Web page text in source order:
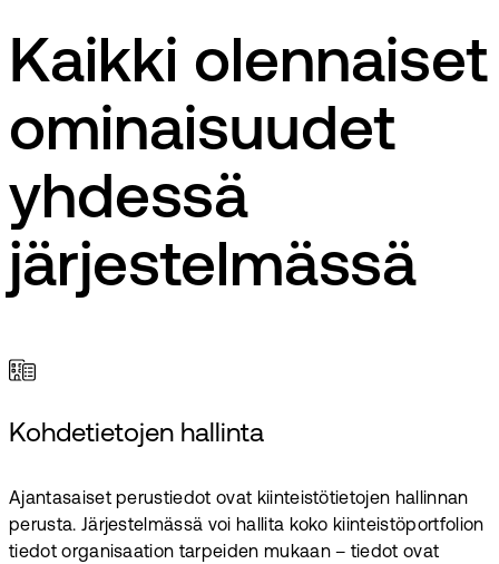
Kaikki olennaiset
ominaisuudet
yhdessä
järjestelmässä
Kohdetietojen hallinta
Ajantasaiset perustiedot ovat kiinteistötietojen hallinnan
perusta. Järjestelmässä voi hallita koko kiinteistöportfolion
tiedot organisaation tarpeiden mukaan – tiedot ovat